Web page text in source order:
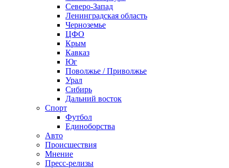
Северо-Запад
Ленинградская область
Черноземье
ЦФО
Крым
Кавказ
Юг
Поволжье / Приволжье
Урал
Сибирь
Дальний восток
Спорт
Футбол
Единоборства
Авто
Происшествия
Мнение
Пресс-релизы